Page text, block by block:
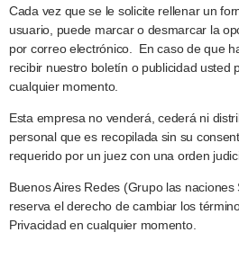
Cada vez que se le solicite rellenar un
usuario, puede marcar o desmarcar la
por correo electrónico. En caso de que
recibir nuestro boletín o publicidad usted
cualquier momento.
Esta empresa no venderá, cederá ni
personal que es recopilada sin su
requerido por un juez con una orden
Buenos Aires Redes (Grupo las
reserva el derecho de cambiar los
Privacidad en cualquier momento.